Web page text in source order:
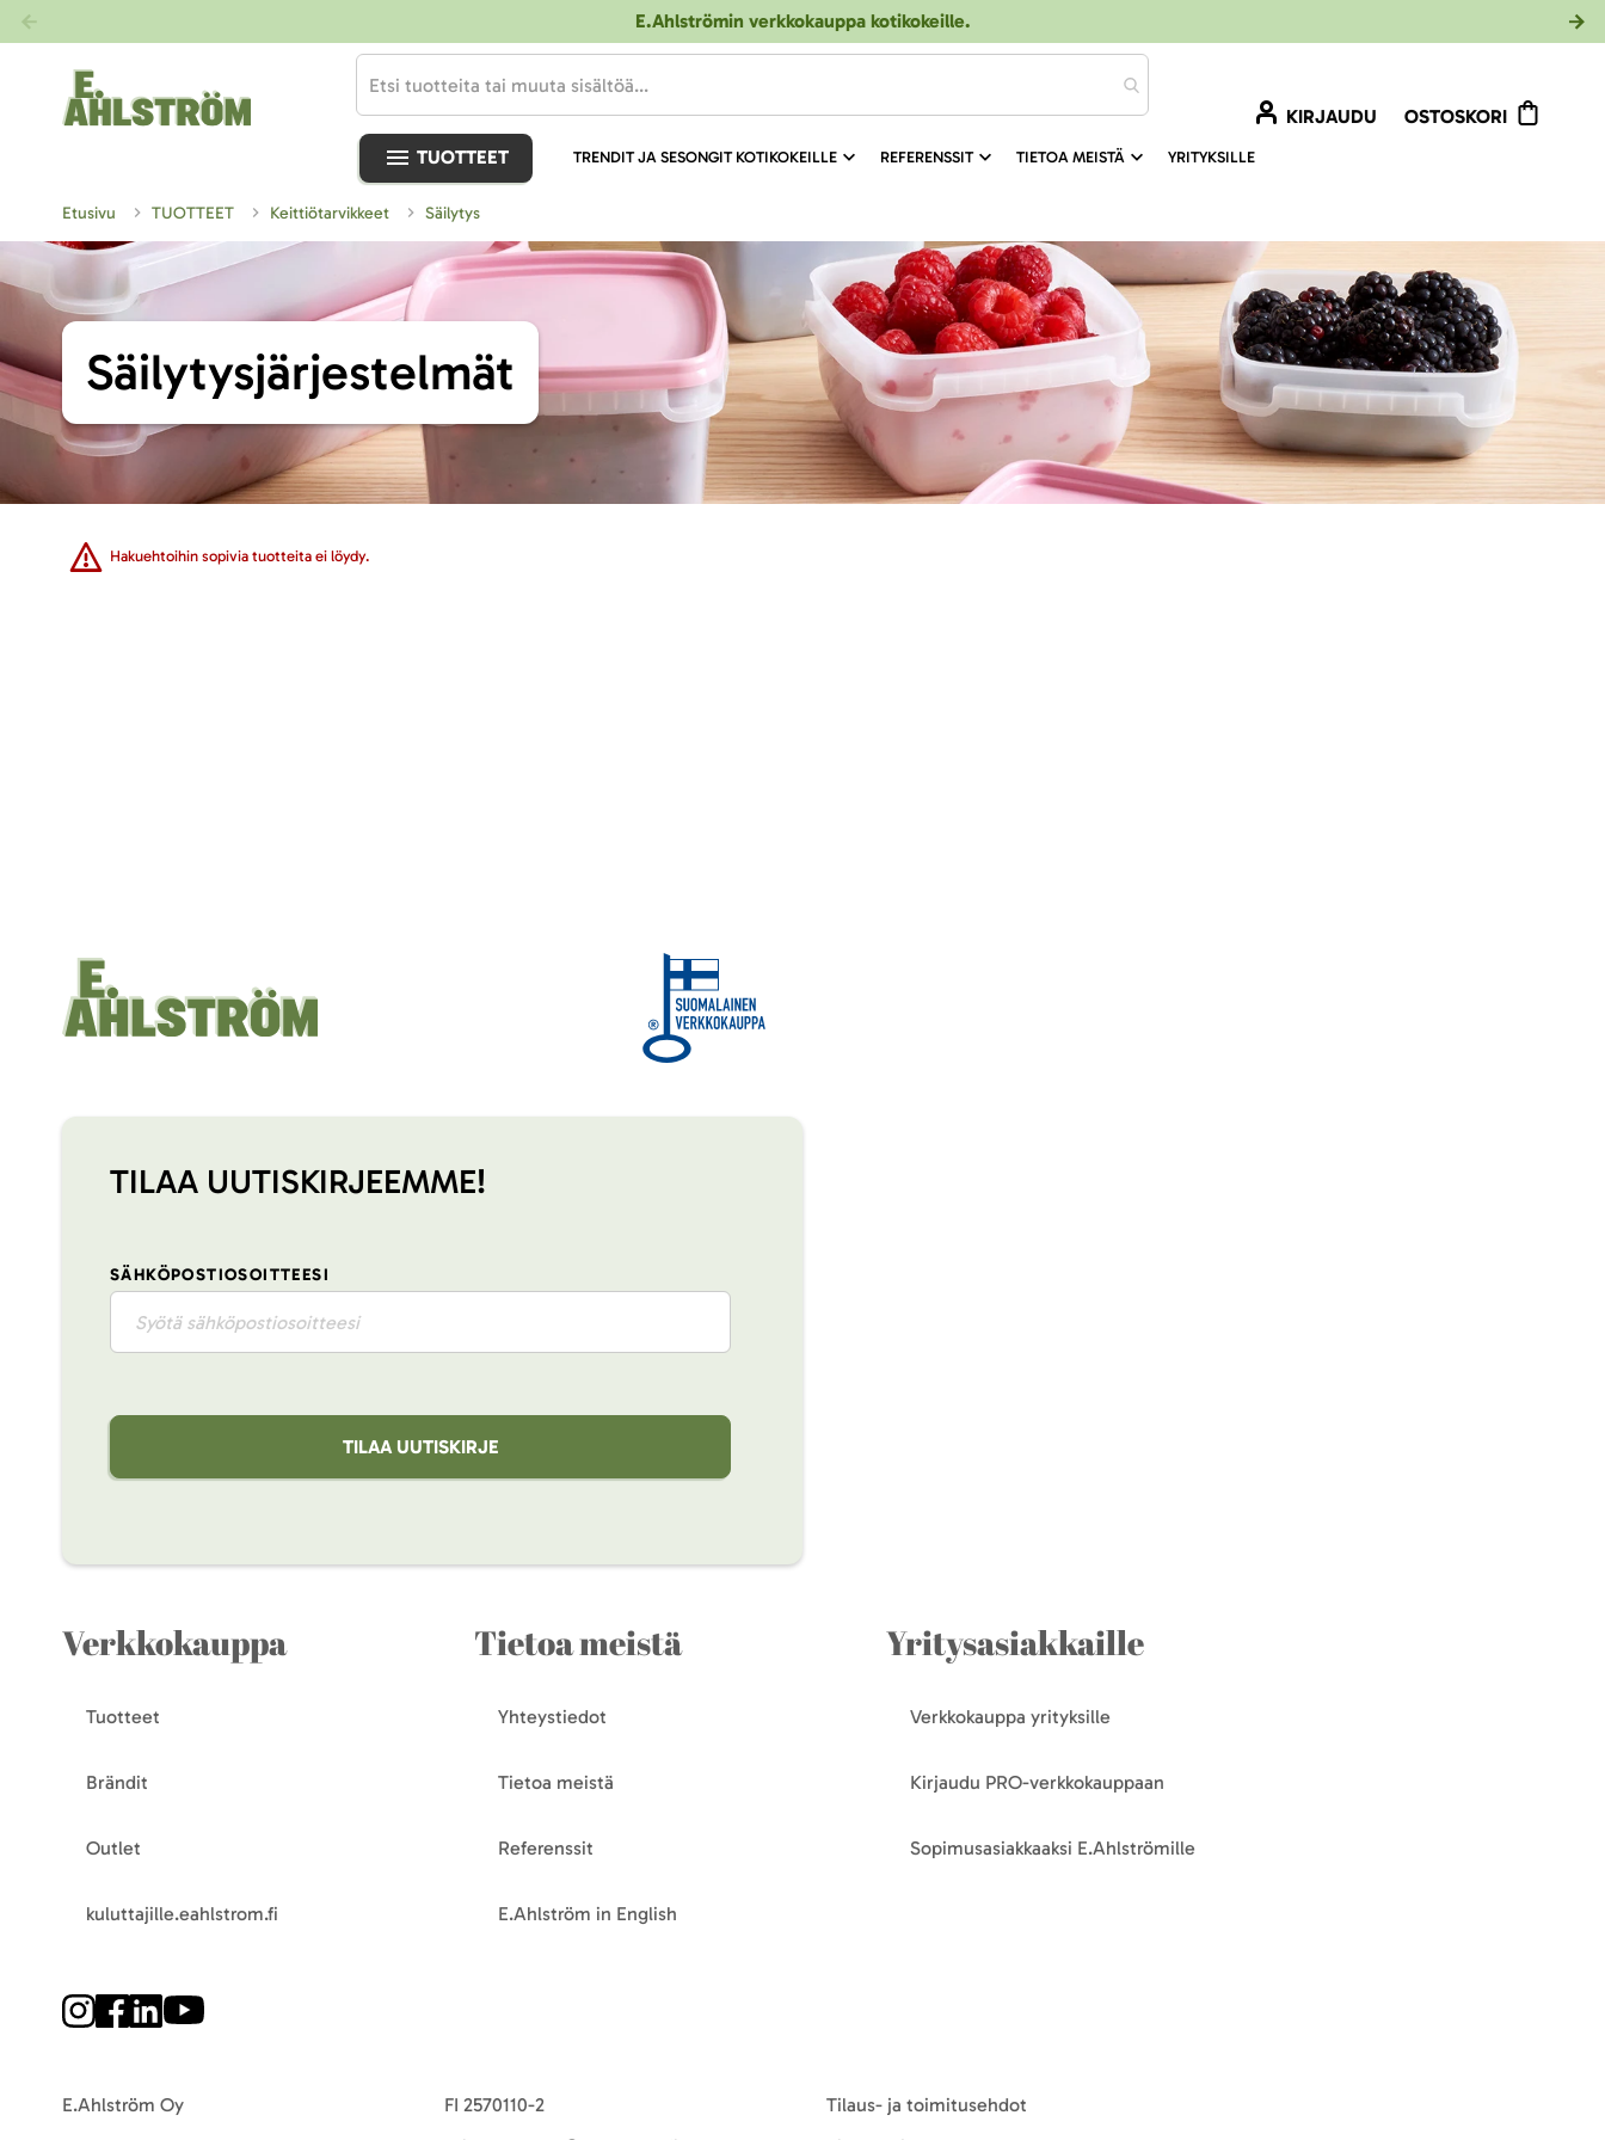
E.Ahlströmin verkkokauppa kotikokeille.
KIRJAUDU
OSTOSKORI
TUOTTEET
TRENDIT JA SESONGIT KOTIKOKEILLE REFERENSSIT TIETOA MEISTÄ YRITYKSILLE
Etusivu TUOTTEET Keittiötarvikkeet Säilytys
Säilytysjärjestelmät
Hakuehtoihin sopivia tuotteita ei löydy.
TILAA UUTISKIRJEEMME!
SÄHKÖPOSTIOSOITTEESI
TILAA UUTISKIRJE
Verkkokauppa
Tuotteet
Brändit
Outlet
kuluttajille.eahlstrom.fi
Tietoa meistä
Yhteystiedot
Tietoa meistä
Referenssit
E.Ahlström in English
Yritysasiakkaille
Verkkokauppa yrityksille
Kirjaudu PRO-verkkokauppaan
Sopimusasiakkaaksi E.Ahlströmille
E.Ahlström Oy
FI 2570110-2
Tilaus- ja toimitusehdot